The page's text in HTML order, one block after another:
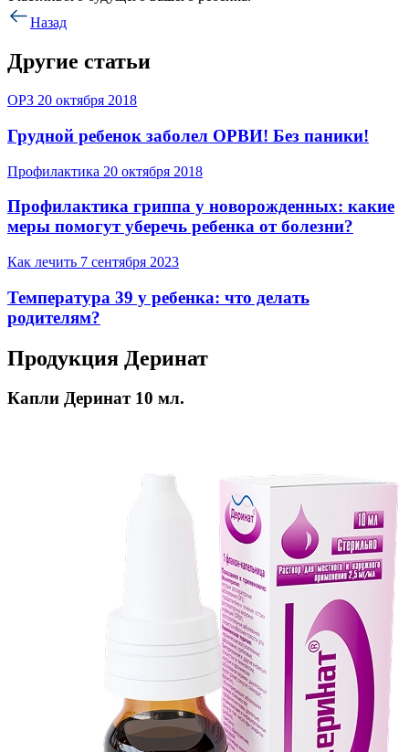
Назад
Другие статьи
ОРЗ 20 октября 2018
Грудной ребенок заболел ОРВИ! Без паники!
Профилактика 20 октября 2018
Профилактика гриппа у новорожденных: какие
меры помогут уберечь ребенка от болезни?
Как лечить 7 сентября 2023
Температура 39 у ребенка: что делать
родителям?
Продукция Деринат
Капли Деринат 10 мл.